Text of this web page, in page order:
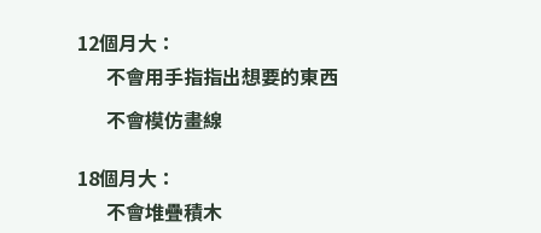
12個月大：
不會用手指指出想要的東西
不會模仿畫線
18個月大：
不會堆疊積木